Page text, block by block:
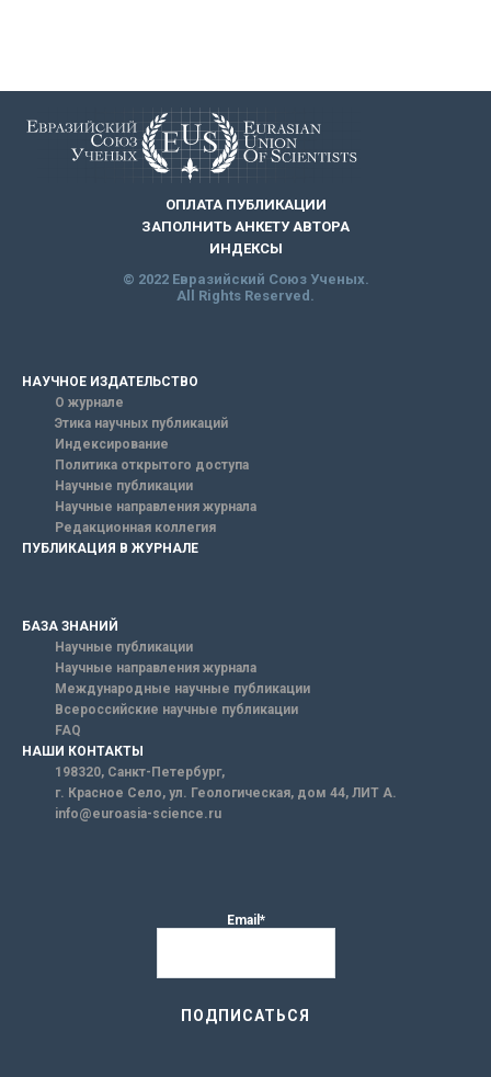
ОПЛАТА ПУБЛИКАЦИИ
ЗАПОЛНИТЬ АНКЕТУ АВТОРА
ИНДЕКСЫ
© 2022 Евразийский Союз Ученых.
All Rights Reserved.
НАУЧНОЕ ИЗДАТЕЛЬСТВО
О журнале
Этика научных публикаций
Индексирование
Политика открытого доступа
Научные публикации
Научные направления журнала
Редакционная коллегия
ПУБЛИКАЦИЯ В ЖУРНАЛЕ
БАЗА ЗНАНИЙ
Научные публикации
Научные направления журнала
Международные научные публикации
Всероссийские научные публикации
FAQ
НАШИ КОНТАКТЫ
198320, Санкт-Петербург,
г. Красное Село, ул. Геологическая, дом 44, ЛИТ А.
info@euroasia-science.ru
Email*